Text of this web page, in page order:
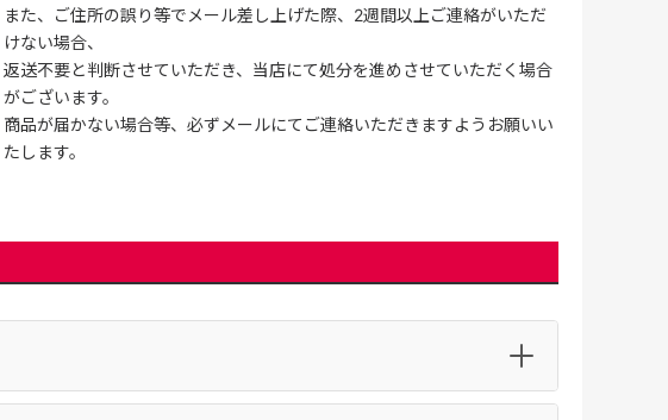
また、ご住所の誤り等でメール差し上げた際、2週間以上ご連絡がいただ
けない場合、
返送不要と判断させていただき、当店にて処分を進めさせていただく場合
がございます。
商品が届かない場合等、必ずメールにてご連絡いただきますようお願いい
たします。